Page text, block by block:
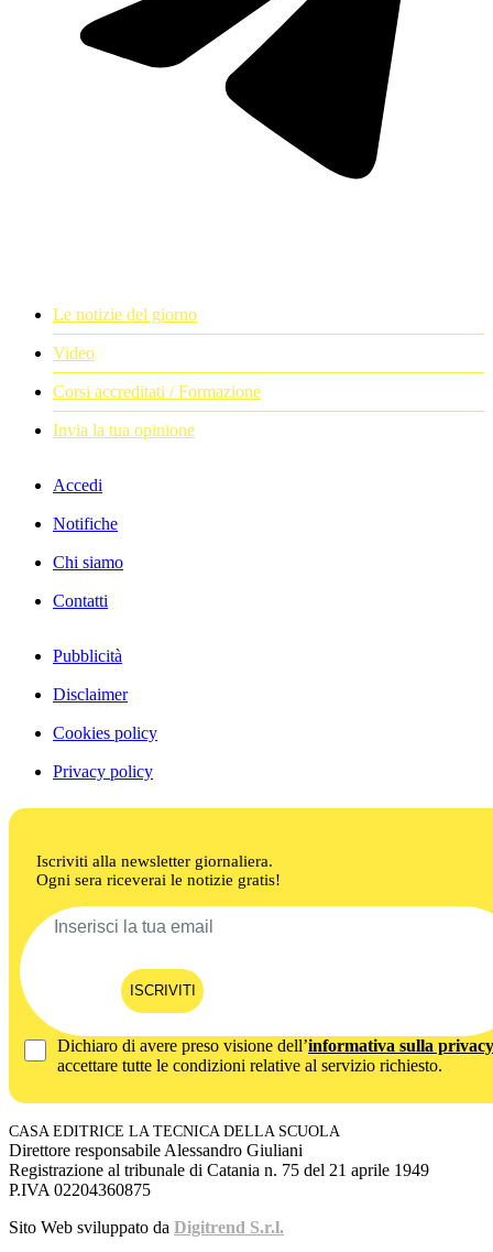
Le notizie del giorno
Video
Corsi accreditati / Formazione
Invia la tua opinione
Accedi
Notifiche
Chi siamo
Contatti
Pubblicità
Disclaimer
Cookies policy
Privacy policy
Iscriviti alla newsletter giornaliera.
Ogni sera riceverai le notizie gratis!
ISCRIVITI
Dichiaro di avere preso visione dell’informativa sulla privacy
accettare tutte le condizioni relative al servizio richiesto.
CASA EDITRICE LA TECNICA DELLA SCUOLA
Direttore responsabile Alessandro Giuliani
Registrazione al tribunale di Catania n. 75 del 21 aprile 1949
P.IVA 02204360875
Sito Web sviluppato da Digitrend S.r.l.